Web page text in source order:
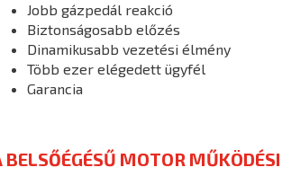
Jobb gázpedál reakció
Biztonságosabb előzés
Dinamikusabb vezetési élmény
Több ezer elégedett ügyfél
Garancia
BELSŐÉGÉSŰ MOTOR MŰKÖDÉSI